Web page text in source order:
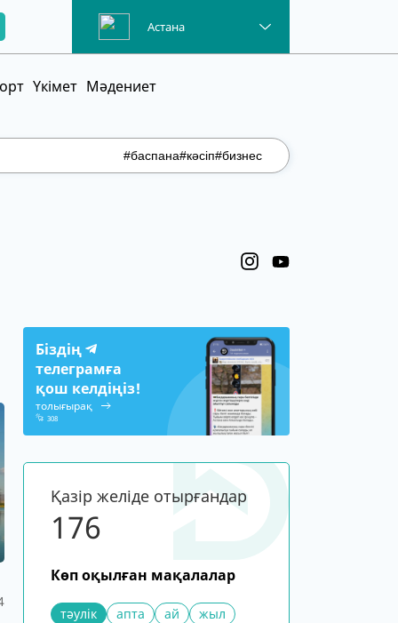
Астана
Үкімет Мәдениет
#баспана#кәсіп#бизнес
Біздің
телеграмға
қош келдіңіз!
толығырақ
308
Қазір желіде отырғандар
177
Көп оқылған мақалалар
тәулік апта ай жыл